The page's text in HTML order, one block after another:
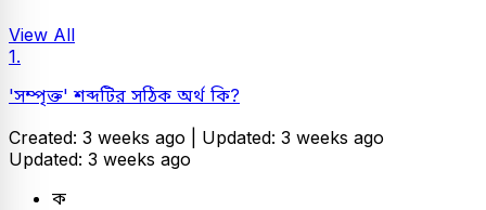
View All
1.
'সম্পৃক্ত' শব্দটির সঠিক অর্থ কি?
Created: 3 weeks ago | Updated: 3 weeks ago
Updated: 3 weeks ago
ক